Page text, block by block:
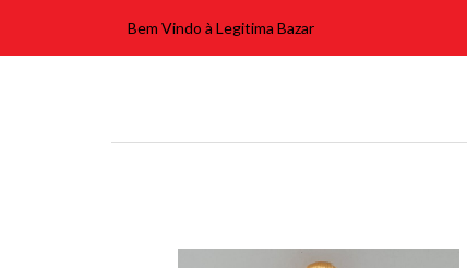
Bem Vindo à Legitima Bazar